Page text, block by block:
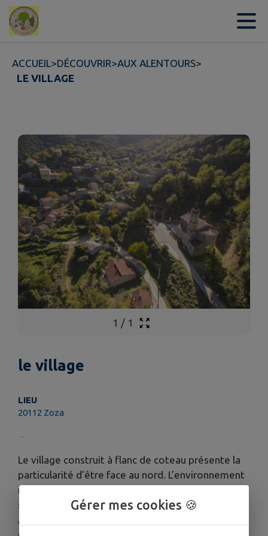
Contenu
ACCUEIL>DÉCOUVRIR>AUX ALENTOURS>
LE VILLAGE
1 / 1
le village
LIEU
20112 Zoza
Le village construit à flanc de coteau présente la
particularité d’être face au nord. L’environnement
montagneux, bien que modeste réduit
sensiblement en hiver l’ensoleillement du village.
Au sud-ouest de la commune, un piton de 455
Gérer mes cookies 🍪